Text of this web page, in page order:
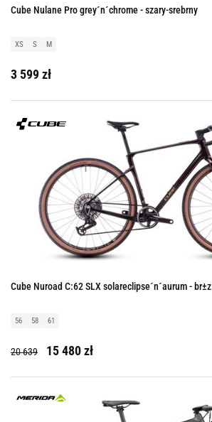
Cube Nulane Pro grey´n´chrome - szary-srebrny
XS S M
3 599 zł
Cube Nuroad C:62 SLX solareclipse´n´aurum - br±z
56 58 61
20 639 15 480 zł